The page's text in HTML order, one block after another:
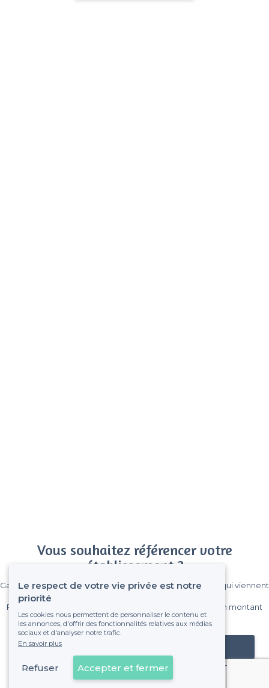
Vous souhaitez référencer votre
établissement ?
Gagnez de nombreux clients parmi le million de visiteurs qui viennent
Pas de commissions et sans engagement, vous payez un montant
fixe sans risque de voir déraper la facture.
Référencer mon établissement
Déjà client
Le respect de votre vie privée est notre
priorité
Les cookies nous permettent de personnaliser le contenu et
les annonces, d'offrir des fonctionnalités relatives aux médias
sociaux et d'analyser notre trafic.
En savoir plus
Refuser Accepter et fermer